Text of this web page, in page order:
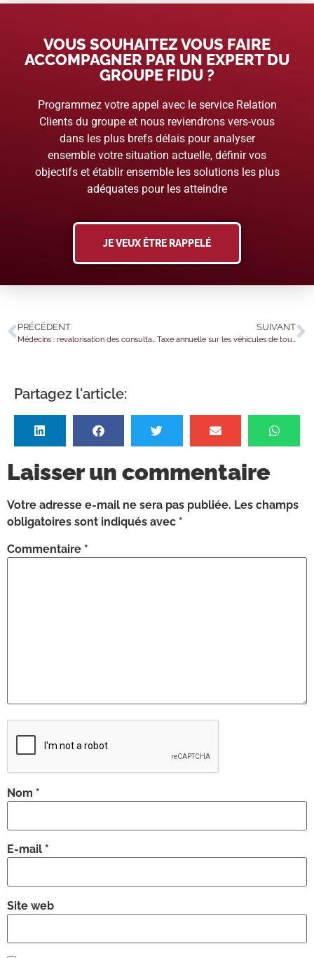
VOUS SOUHAITEZ VOUS FAIRE
ACCOMPAGNER PAR UN EXPERT DU
GROUPE FIDU ?
Programmez votre appel avec le service Relation
Clients du groupe et nous reviendrons vers-vous
dans les plus brefs délais pour analyser
ensemble votre situation actuelle, définir vos
objectifs et établir ensemble les solutions les plus
adéquates pour les atteindre
JE VEUX ÊTRE RAPPELÉ
PRÉCÉDENT
Médecins : revalorisation des consultations
SUIVANT
Taxe annuelle sur les véhicules de tourisme : aussi pour les camionnettes ?
Partagez l'article:
Laisser un commentaire
Votre adresse e-mail ne sera pas publiée. Les champs
obligatoires sont indiqués avec *
Commentaire *
Nom *
E-mail *
Site web